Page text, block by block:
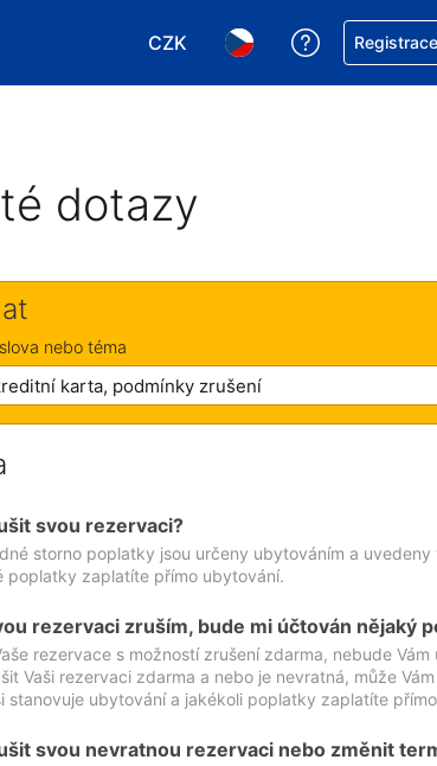
CZK
Vyberte si měnu. Aktuálně
Vyberte si jazyk.
Asistence s
dotazy
nebo téma
svou rezervaci?
storno poplatky jsou určeny ubytováním a
poplatky zaplatíte přímo ubytování.
rezervaci zruším, bude mi účtován nějaký
rezervace s možností zrušení zdarma, nebude
Vaši rezervaci zdarma a nebo je nevratná, může
stanovuje ubytování a jakékoli poplatky zaplatíte
svou nevratnou rezervaci nebo změnit